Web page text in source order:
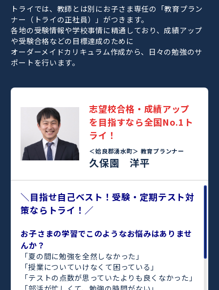
トライでは、教師とは別にお子さま専任の「教育プラン
ナー（トライの正社員）」がつきます。
各地の受験情報や学校事情に精通しており、成績アップ
や受験合格などの目標達成のために
オーダーメイドカリキュラム作成から、日々の勉強のサ
ポートを行います。
志望校合格・成績アップ
を目指すなら全国No.1ト
ライ！
＜姶良郡湧水町＞ 教育プランナー
久保園 洋平
＼目指せ自己ベスト！受験・定期テスト対
策ならトライ！／
お子さまの学習でこのようなお悩みはありませ
んか？
「夏の間に勉強を全然しなかった」
「授業についていけなくて困っている」
「テストの点数が思っていたよりも良くなかった」